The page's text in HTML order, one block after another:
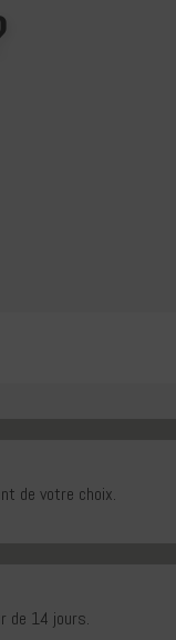
de votre choix.
de 14 jours.